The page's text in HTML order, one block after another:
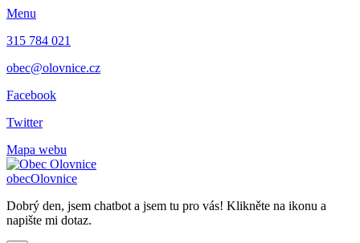
Menu
315 784 021
obec@olovnice.cz
Facebook
Twitter
Mapa webu
obecOlovnice
Dobrý den, jsem chatbot a jsem tu pro vás! Klikněte na ikonu a
napište mi dotaz.